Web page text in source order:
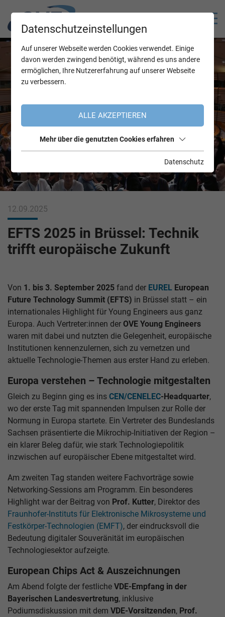
12.09.2025
EFTS 2025 in Brüssel: Technik
trifft europäische Zukunft
Von 1. bis 3. September 2025 fand der EUREL European
Future Technology Summit (EFTS) in Brüssel statt – ein
internationales Highlight für Young Engineers aus ganz
Europa. Auch Vertreter:innen der OVE Young Engineers
waren mit dabei und nutzten die Gelegenheit, europäische
Institutionen kennenzulernen, sich zu vernetzen und
aktuelle Technologie-Themen aus erster Hand zu erleben.
Europa verstehen – Technologie mitgestalten
Gleich zu Beginn ging es ins CEN/CENELEC-Headquarter,
wo der erste Tag mit spannenden Impulsen zur Rolle der
Normung in Europa startete. Ein Vertreter des Bundeslands
Sachsen präsentierte die Mikrochip-Initiativen der Region –
ein klarer Beleg dafür, wie stark Technologiepolitik
inzwischen auf europäischer Ebene mitgestaltet wird.
Am zweiten Tag standen weitere Fachvorträge sowie
Networking-Sessions am Programm. Ein besonderes
Highlight war der Beitrag von Prof. Kutter, Direktor des
Fraunhofer-Instituts für Elektronische Mikrosysteme und
Festkörper-Technologien (EMFT), der eindrucksvoll die
Bedeutung digitaler Souveränität im europäischen
Technologiesektor aufzeigte.
European Chips Act & Auszeichnungen
Am Abend folgte der festliche VDE-Empfang in der
Bayerischen Landesvertretung, inklusive
Podiumsdiskussion mit dem VDE-Vorsitzenden, Prof.
Datenschutzeinstellungen
Auf unserer Webseite werden Cookies verwendet. Einige
davon werden zwingend benötigt, während es uns andere
ermöglichen, Ihre Nutzererfahrung auf unserer Webseite
zu verbessern.
ALLE AKZEPTIEREN
Mehr über die genutzten Cookies erfahren
Datenschutz